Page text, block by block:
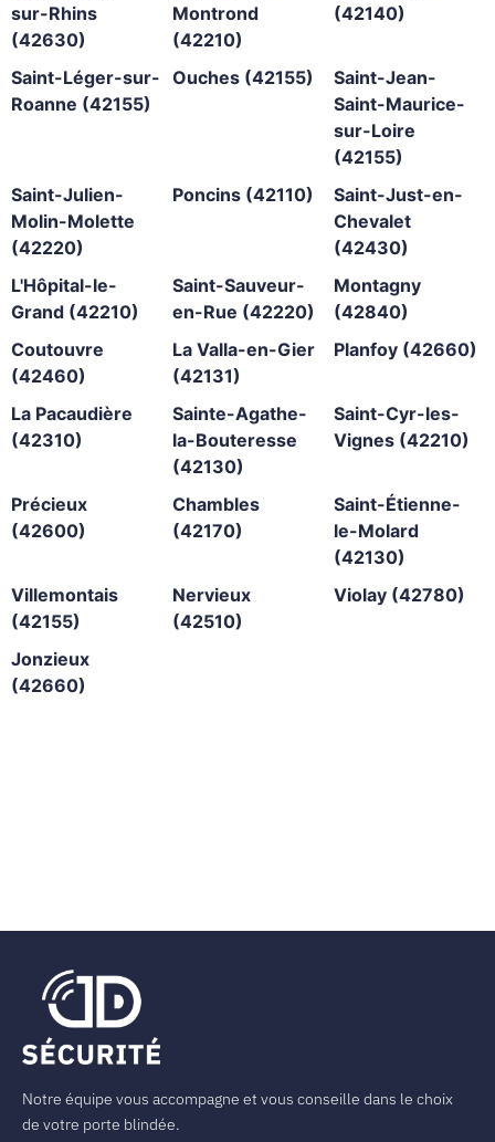
sur-Rhins
(42630)
Montrond
(42210)
(42140)
Saint-Léger-sur-
Roanne (42155)
Ouches (42155)
Saint-Jean-
Saint-Maurice-
sur-Loire
(42155)
Saint-Julien-
Molin-Molette
(42220)
Poncins (42110)
Saint-Just-en-
Chevalet
(42430)
L'Hôpital-le-
Grand (42210)
Saint-Sauveur-
en-Rue (42220)
Montagny
(42840)
Coutouvre
(42460)
La Valla-en-Gier
(42131)
Planfoy (42660)
La Pacaudière
(42310)
Sainte-Agathe-
la-Bouteresse
(42130)
Saint-Cyr-les-
Vignes (42210)
Précieux
(42600)
Chambles
(42170)
Saint-Étienne-
le-Molard
(42130)
Villemontais
(42155)
Nervieux
(42510)
Violay (42780)
Jonzieux
(42660)
Notre équipe vous accompagne et vous conseille dans le choix
de votre porte blindée.